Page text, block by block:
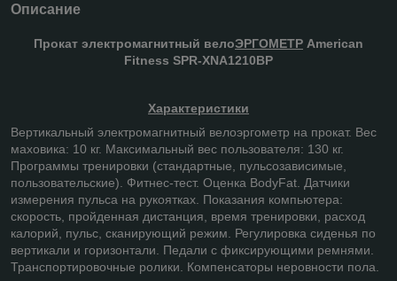
Описание
Прокат электромагнитный велоЭРГОМЕТР American
Fitness SPR-XNA1210BP
Характеристики
Вертикальный электромагнитный велоэргометр на прокат. Вес
маховика: 10 кг. Максимальный вес пользователя: 130 кг.
Программы тренировки (стандартные, пульсозависимые,
пользовательские). Фитнес-тест. Оценка BodyFat. Датчики
измерения пульса на рукоятках. Показания компьютера:
скорость, пройденная дистанция, время тренировки, расход
калорий, пульс, сканирующий режим. Регулировка сиденья по
вертикали и горизонтали. Педали с фиксирующими ремнями.
Транспортировочные ролики. Компенсаторы неровности пола.